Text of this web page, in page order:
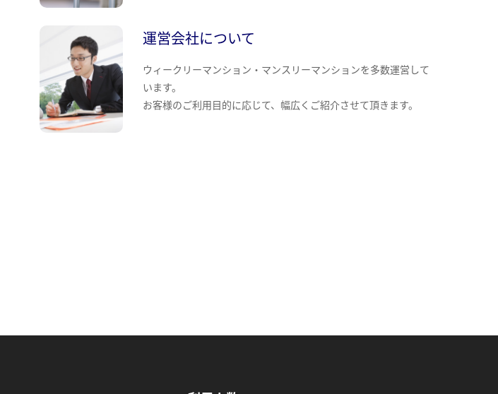
運営会社について
ウィークリーマンション・マンスリーマンションを多数運営して
います。
お客様のご利用目的に応じて、幅広くご紹介させて頂きます。